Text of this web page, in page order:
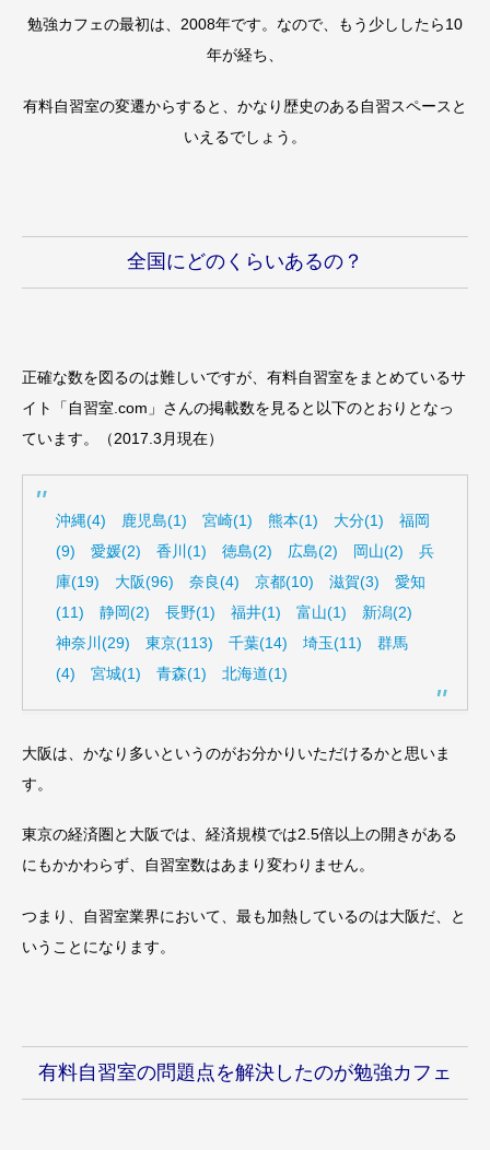
勉強カフェの最初は、2008年です。なので、もう少ししたら10
年が経ち、
有料自習室の変遷からすると、かなり歴史のある自習スペースと
いえるでしょう。
全国にどのくらいあるの？
正確な数を図るのは難しいですが、有料自習室をまとめているサ
イト「自習室.com」さんの掲載数を見ると以下のとおりとなっ
ています。（2017.3月現在）
沖縄(4) 鹿児島(1) 宮崎(1) 熊本(1) 大分(1)
福岡
(9)
愛媛(2) 香川(1) 徳島(2) 広島(2) 岡山(2)
兵
庫(19)
大阪(96) 奈良(4) 京都(10) 滋賀(3)
愛知
(11)
静岡(2) 長野(1) 福井(1) 富山(1)
新潟(2)
神奈川(29)
東京(113) 千葉(14) 埼玉(11)
群馬
(4)
宮城(1) 青森(1) 北海道(1)
大阪は、かなり多いというのがお分かりいただけるかと思いま
す。
東京の経済圏と大阪では、経済規模では2.5倍以上の開きがある
にもかかわらず、自習室数はあまり変わりません。
つまり、自習室業界において、最も加熱しているのは大阪だ、と
いうことになります。
有料自習室の問題点を解決したのが勉強カフェ